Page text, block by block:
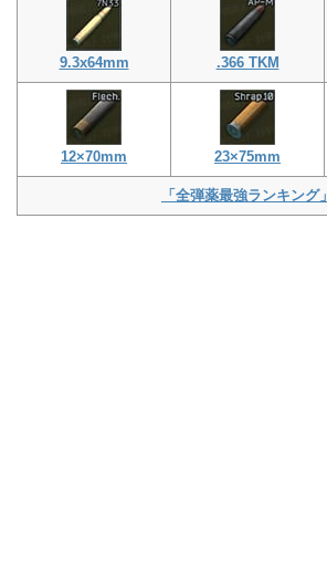
9.3x64mm .366 TKM
12×70mm 23×75mm
「全弾薬最強ランキング」